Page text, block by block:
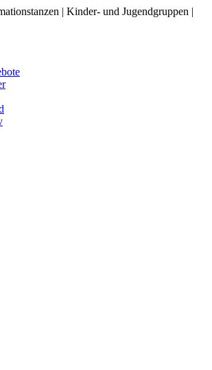
| Kinder- und Jugendgruppen |